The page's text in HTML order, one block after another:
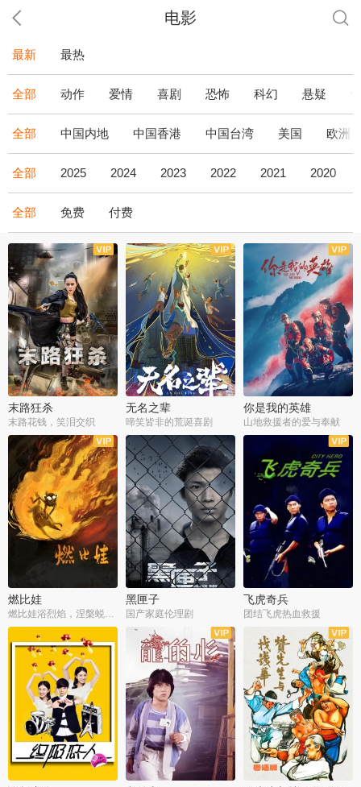
电影
最新 最热
全部 动作 爱情 喜剧 恐怖 科幻 悬疑
全部 中国内地 中国香港 中国台湾 美国 欧洲
全部 2025 2024 2023 2022 2021 2020
全部 免费 付费
末路狂杀
末路花钱，笑泪交织
无名之辈
啼笑皆非的荒诞喜剧
你是我的英雄
山地救援者的爱与奉献
燃比娃
燃比娃浴烈焰，涅槃蜕变成人
黑匣子
国产家庭伦理剧
飞虎奇兵
团结飞虎热血救援